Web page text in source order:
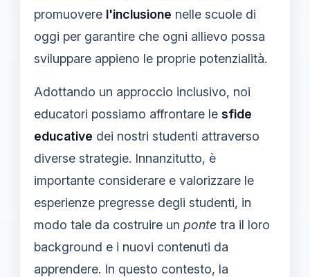
promuovere l'inclusione nelle scuole di
oggi per garantire che ogni allievo possa
sviluppare appieno le proprie potenzialità.
Adottando un approccio inclusivo, noi
educatori possiamo affrontare le sfide
educative dei nostri studenti attraverso
diverse strategie. Innanzitutto, è
importante considerare e valorizzare le
esperienze pregresse degli studenti, in
modo tale da costruire un ponte tra il loro
background e i nuovi contenuti da
apprendere. In questo contesto, la